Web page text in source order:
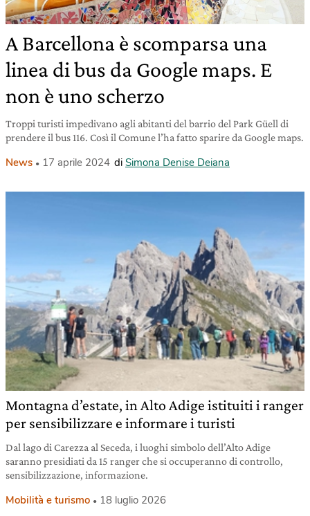
A Barcellona è scomparsa una
linea di bus da Google maps. E
non è uno scherzo
Troppi turisti impedivano agli abitanti del barrio del Park Güell di
prendere il bus 116. Così il Comune l’ha fatto sparire da Google maps.
News 17 aprile 2024 di Simona Denise Deiana
Montagna d’estate, in Alto Adige istituiti i ranger
per sensibilizzare e informare i turisti
Dal lago di Carezza al Seceda, i luoghi simbolo dell’Alto Adige
saranno presidiati da 15 ranger che si occuperanno di controllo,
sensibilizzazione, informazione.
Mobilità e turismo 18 luglio 2026